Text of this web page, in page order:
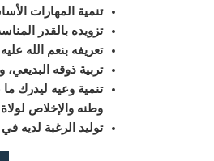
تنمية المهارات
تزويده بالقدر
تعريفه بنعم الله
تربية ذوقه البديعي،
تنمية وعيه ليدرك
وطنه والإخلاص
توليد الرغبة لديه